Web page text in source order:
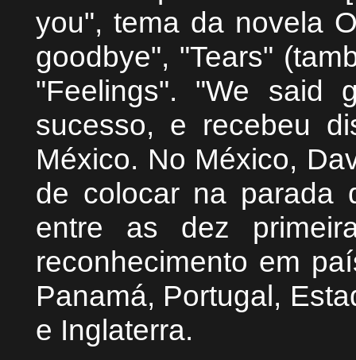
you", tema da novela
goodbye", "Tears"
"Feelings". "We said
sucesso, e recebeu
México. No México,
de colocar na parada
entre as dez
reconhecimento em
Panamá, Portugal,
e Inglaterra.